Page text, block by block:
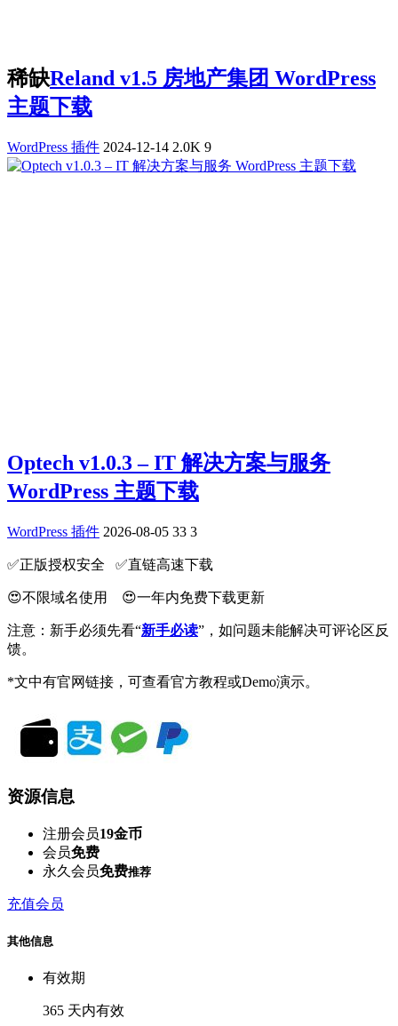
稀缺Reland v1.5 房地产集团 WordPress
主题下载
WordPress 插件 2024-12-14 2.0K 9
Optech v1.0.3 – IT 解决方案与服务
WordPress 主题下载
WordPress 插件 2026-08-05 33 3
✅️正版授权安全 ✅️直链高速下载
😍不限域名使用 😍一年内免费下载更新
注意：新手必须先看“新手必读”，如问题未能解决可评论区反
馈。
*文中有官网链接，可查看官方教程或Demo演示。
资源信息
注册会员19金币
会员免费
永久会员免费推荐
充值会员
其他信息
有效期
365 天内有效